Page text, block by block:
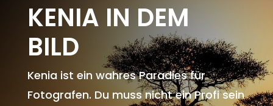
KENIA IN DEM
BILD
Kenia ist ein wahres Paradies für
Fotografen. Du muss nicht ein Profi sein